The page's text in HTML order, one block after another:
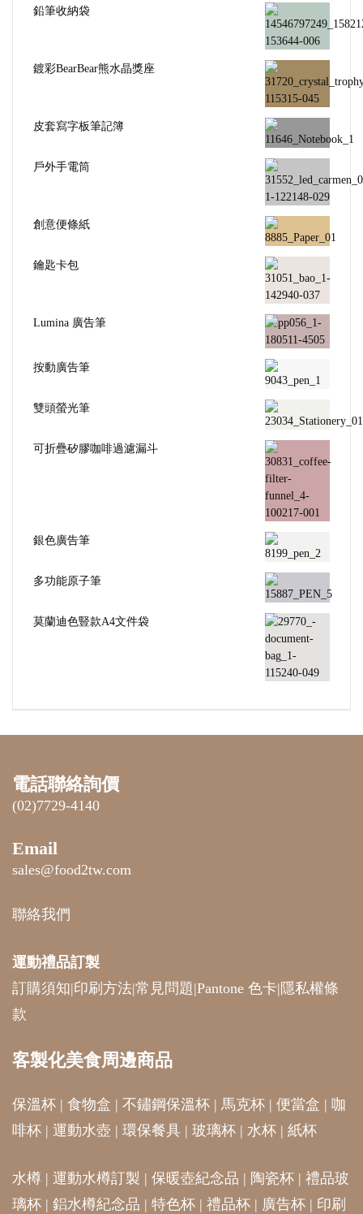
鉛筆收納袋
鍍彩BearBear熊水晶獎座
皮套寫字板筆記簿
戶外手電筒
創意便條紙
鑰匙卡包
Lumina 廣告筆
按動廣告筆
雙頭螢光筆
可折疊矽膠咖啡過濾漏斗
銀色廣告筆
多功能原子筆
莫蘭迪色豎款A4文件袋
電話聯絡詢價
(02)7729-4140
Email
sales@food2tw.com
聯絡我們
運動禮品訂製
訂購須知|印刷方法|常見問題|Pantone 色卡| 隱私權條
款
客製化美食周邊商品
保溫杯 | 食物盒 | 不鏽鋼保溫杯 | 馬克杯 | 便當盒 | 咖
啡杯 | 運動水壺 | 環保餐具 | 玻璃杯 | 水杯 | 紙杯
水樽 | 運動水樽訂製 | 保暖壺紀念品 | 陶瓷杯 | 禮品玻
璃杯 | 鋁水樽紀念品 | 特色杯 | 禮品杯 | 廣告杯 | 印刷